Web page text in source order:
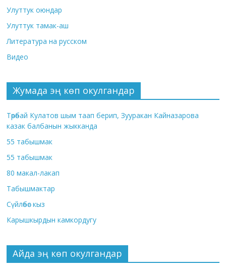
Улуттук оюндар
Улуттук тамак-аш
Литература на русском
Видео
Жумада эң көп окулгандар
Төрөбай Кулатов шым таап берип, Зууракан Кайназарова
казак балбанын жыкканда
55 табышмак
55 табышмак
80 макал-лакап
Табышмактар
Сүйлөбөс кыз
Карышкырдын камкордугу
Айда эң көп окулгандар